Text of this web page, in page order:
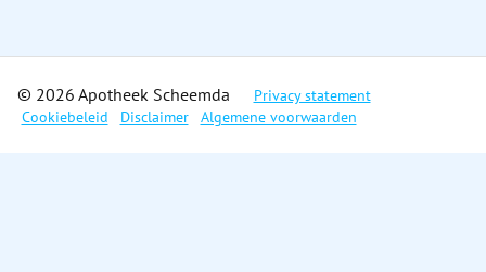
© 2026 Apotheek Scheemda
Privacy statement
Cookiebeleid
Disclaimer Algemene voorwaarden